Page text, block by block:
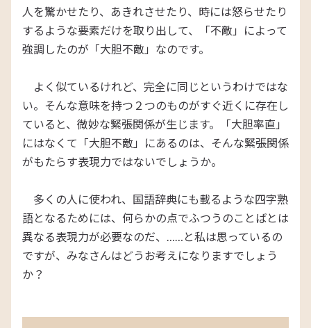
人を驚かせたり、あきれさせたり、時には怒らせたり
するような要素だけを取り出して、「不敵」によって
強調したのが「大胆不敵」なのです。
よく似ているけれど、完全に同じというわけではな
い。そんな意味を持つ２つのものがすぐ近くに存在し
ていると、微妙な緊張関係が生じます。「大胆率直」
にはなくて「大胆不敵」にあるのは、そんな緊張関係
がもたらす表現力ではないでしょうか。
多くの人に使われ、国語辞典にも載るような四字熟
語となるためには、何らかの点でふつうのことばとは
異なる表現力が必要なのだ、……と私は思っているの
ですが、みなさんはどうお考えになりますでしょう
か？